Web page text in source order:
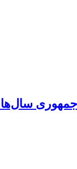
1384 و